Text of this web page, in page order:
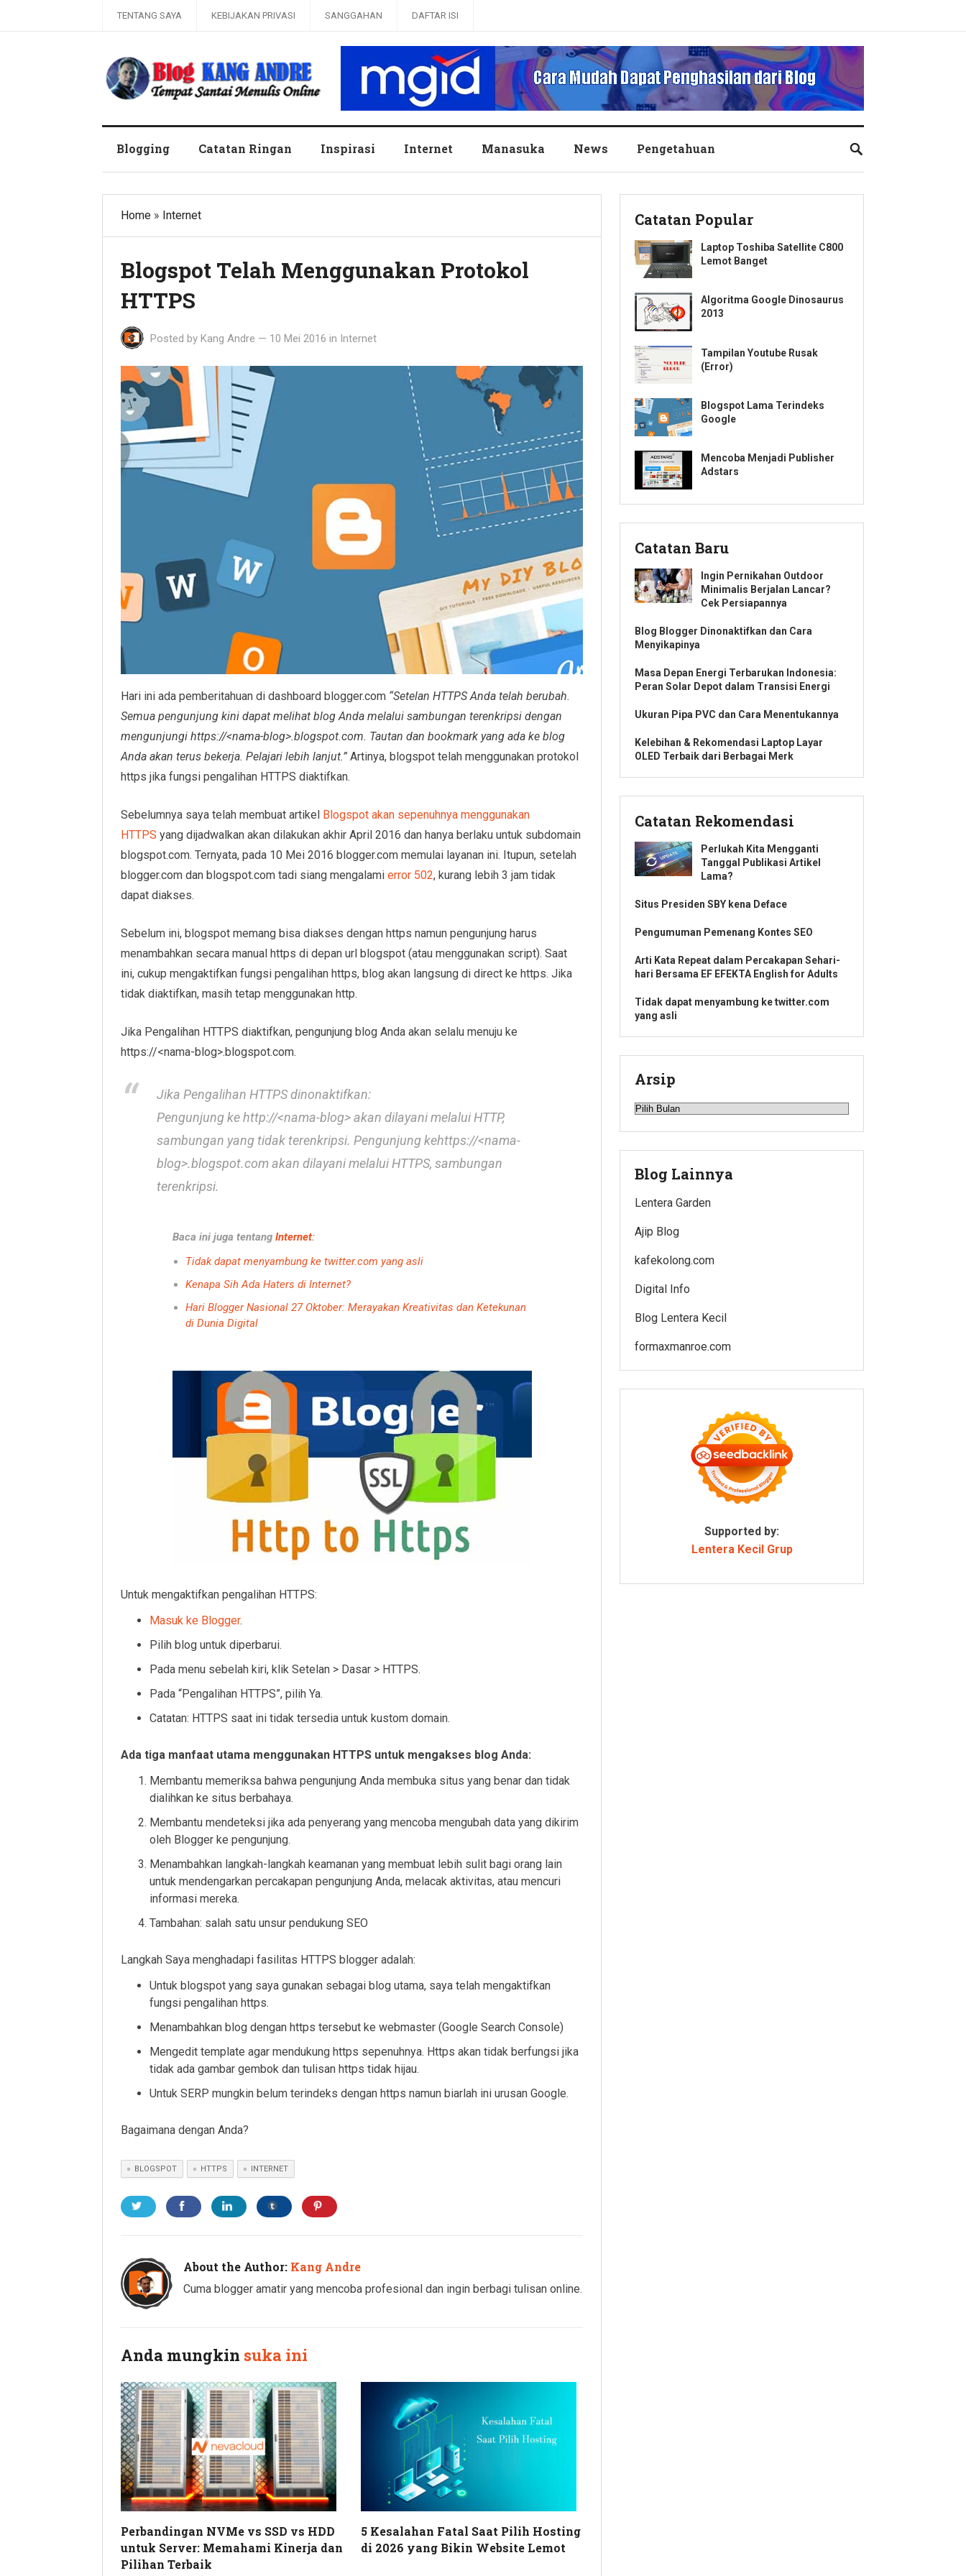
TENTANG SAYA KEBIJAKAN PRIVASI SANGGAHAN DAFTAR ISI
Blogging Catatan Ringan Inspirasi Internet Manasuka News Pengetahuan
Home » Internet
Blogspot Telah Menggunakan Protokol
HTTPS
Posted by Kang Andre — 10 Mei 2016 in Internet
Hari ini ada pemberitahuan di dashboard blogger.com “Setelan HTTPS Anda telah berubah.
Semua pengunjung kini dapat melihat blog Anda melalui sambungan terenkripsi dengan
mengunjungi https://<nama-blog>.blogspot.com. Tautan dan bookmark yang ada ke blog
Anda akan terus bekerja. Pelajari lebih lanjut.” Artinya, blogspot telah menggunakan protokol
https jika fungsi pengalihan HTTPS diaktifkan.
Sebelumnya saya telah membuat artikel Blogspot akan sepenuhnya menggunakan
HTTPS yang dijadwalkan akan dilakukan akhir April 2016 dan hanya berlaku untuk subdomain
blogspot.com. Ternyata, pada 10 Mei 2016 blogger.com memulai layanan ini. Itupun, setelah
blogger.com dan blogspot.com tadi siang mengalami error 502, kurang lebih 3 jam tidak
dapat diakses.
Sebelum ini, blogspot memang bisa diakses dengan https namun pengunjung harus
menambahkan secara manual https di depan url blogspot (atau menggunakan script). Saat
ini, cukup mengaktifkan fungsi pengalihan https, blog akan langsung di direct ke https. Jika
tidak diaktifkan, masih tetap menggunakan http.
Jika Pengalihan HTTPS diaktifkan, pengunjung blog Anda akan selalu menuju ke
https://<nama-blog>.blogspot.com.
Jika Pengalihan HTTPS dinonaktifkan:
Pengunjung ke http://<nama-blog> akan dilayani melalui HTTP,
sambungan yang tidak terenkripsi. Pengunjung kehttps://<nama-
blog>.blogspot.com akan dilayani melalui HTTPS, sambungan
terenkripsi.
Baca ini juga tentang Internet:
Tidak dapat menyambung ke twitter.com yang asli
Kenapa Sih Ada Haters di Internet?
Hari Blogger Nasional 27 Oktober: Merayakan Kreativitas dan Ketekunan
di Dunia Digital
Untuk mengaktifkan pengalihan HTTPS:
Masuk ke Blogger.
Pilih blog untuk diperbarui.
Pada menu sebelah kiri, klik Setelan > Dasar > HTTPS.
Pada “Pengalihan HTTPS”, pilih Ya.
Catatan: HTTPS saat ini tidak tersedia untuk kustom domain.
Ada tiga manfaat utama menggunakan HTTPS untuk mengakses blog Anda:
Membantu memeriksa bahwa pengunjung Anda membuka situs yang benar dan tidak
dialihkan ke situs berbahaya.
Membantu mendeteksi jika ada penyerang yang mencoba mengubah data yang dikirim
oleh Blogger ke pengunjung.
Menambahkan langkah-langkah keamanan yang membuat lebih sulit bagi orang lain
untuk mendengarkan percakapan pengunjung Anda, melacak aktivitas, atau mencuri
informasi mereka.
Tambahan: salah satu unsur pendukung SEO
Langkah Saya menghadapi fasilitas HTTPS blogger adalah:
Untuk blogspot yang saya gunakan sebagai blog utama, saya telah mengaktifkan
fungsi pengalihan https.
Menambahkan blog dengan https tersebut ke webmaster (Google Search Console)
Mengedit template agar mendukung https sepenuhnya. Https akan tidak berfungsi jika
tidak ada gambar gembok dan tulisan https tidak hijau.
Untuk SERP mungkin belum terindeks dengan https namun biarlah ini urusan Google.
Bagaimana dengan Anda?
BLOGSPOT HTTPS INTERNET
About the Author: Kang Andre
Cuma blogger amatir yang mencoba profesional dan ingin berbagi tulisan online.
Anda mungkin suka ini
Perbandingan NVMe vs SSD vs HDD
untuk Server: Memahami Kinerja dan
Pilihan Terbaik
5 Kesalahan Fatal Saat Pilih Hosting
di 2026 yang Bikin Website Lemot
Catatan Popular
Laptop Toshiba Satellite C800
Lemot Banget
Algoritma Google Dinosaurus
2013
Tampilan Youtube Rusak
(Error)
Blogspot Lama Terindeks
Google
Mencoba Menjadi Publisher
Adstars
Catatan Baru
Ingin Pernikahan Outdoor
Minimalis Berjalan Lancar?
Cek Persiapannya
Blog Blogger Dinonaktifkan dan Cara
Menyikapinya
Masa Depan Energi Terbarukan Indonesia:
Peran Solar Depot dalam Transisi Energi
Ukuran Pipa PVC dan Cara Menentukannya
Kelebihan & Rekomendasi Laptop Layar
OLED Terbaik dari Berbagai Merk
Catatan Rekomendasi
Perlukah Kita Mengganti
Tanggal Publikasi Artikel
Lama?
Situs Presiden SBY kena Deface
Pengumuman Pemenang Kontes SEO
Arti Kata Repeat dalam Percakapan Sehari-
hari Bersama EF EFEKTA English for Adults
Tidak dapat menyambung ke twitter.com
yang asli
Arsip
Arsip
Blog Lainnya
Lentera Garden
Ajip Blog
kafekolong.com
Digital Info
Blog Lentera Kecil
formaxmanroe.com
Supported by:
Lentera Kecil Grup